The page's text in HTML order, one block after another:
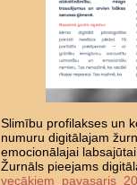
Slimību profilakses un
numuru digitālajam
emocionālajai
Žurnāls pieejams